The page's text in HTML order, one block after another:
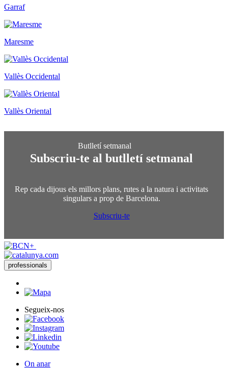
Garraf
Maresme
Vallès Occidental
Vallès Oriental
Subscriu-te al butlletí setmanal
Rep cada dijous els millors plans, rutes a la natura i activitats
singulars a prop de Barcelona.
Subscriu-te
professionals
Segueix-nos
On anar